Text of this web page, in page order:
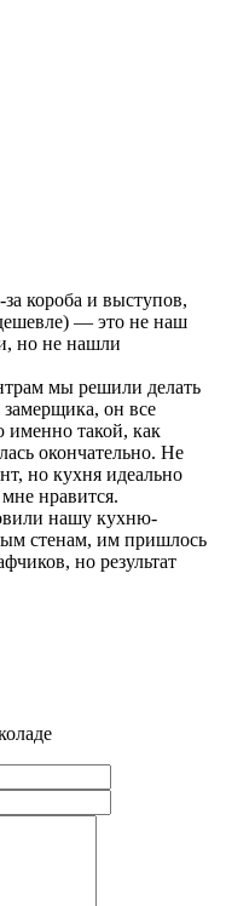
короба и выступов,
— это не наш
но не нашли
мы решили делать
он все
именно такой, как
окончательно. Не
но кухня идеально
нравится.
нашу кухню-
стенам, им пришлось
но результат